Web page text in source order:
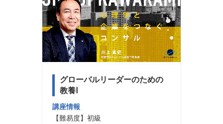
グローバルリーダーのための
教養Ⅰ
講座情報
【難易度】初級